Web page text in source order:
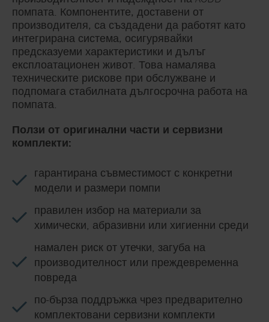
помпата. Компонентите, доставени от
производителя, са създадени да работят като
интегрирана система, осигурявайки
предсказуеми характеристики и дълъг
експлоатационен живот. Това намалява
техническите рискове при обслужване и
подпомага стабилната дългосрочна работа на
помпата.
Ползи от оригинални части и сервизни
комплекти:
гарантирана съвместимост с конкретни
модели и размери помпи
правилен избор на материали за
химически, абразивни или хигиенни среди
намален риск от утечки, загуба на
производителност или преждевременна
повреда
по-бърза поддръжка чрез предварително
комплектовани сервизни комплекти